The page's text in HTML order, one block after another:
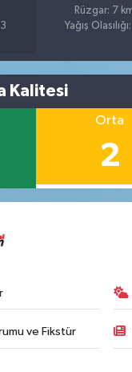
Rüzgar: 7
Yağış
Kalitesi
Orta
2
ve Fikstür